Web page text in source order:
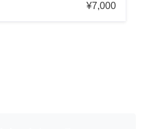
¥7,000